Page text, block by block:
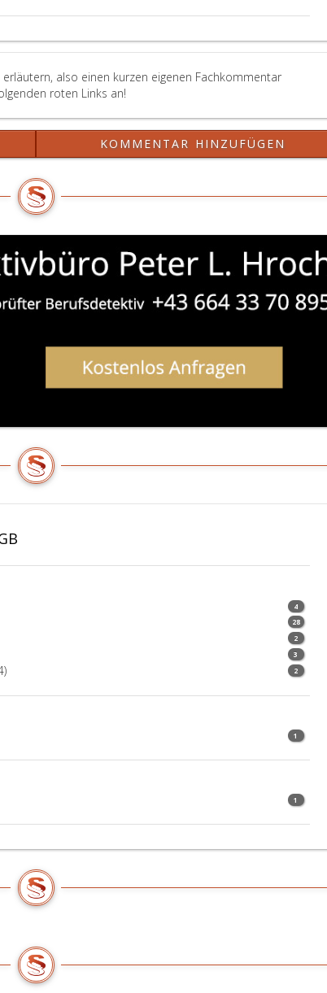
also einen kurzen eigenen Fachkommentar
roten Links an!
KOMMENTAR HINZUFÜGEN
4
28
2
3
2
1
1